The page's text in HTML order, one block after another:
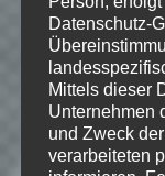
Datenschutz-
Mittels dieser
Unternehmen
und Zweck
verarbeiteten